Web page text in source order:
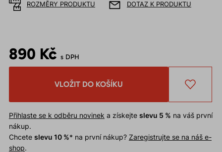
ROZMĚRY PRODUKTU DOTAZ K PRODUKTU
890 Kč s DPH
VLOŽIT DO KOŠÍKU
Přihlaste se k odběru novinek a získejte slevu 5 % na váš první
nákup.
Chcete slevu 10 %* na první nákup? Zaregistrujte se na náš e-
shop.